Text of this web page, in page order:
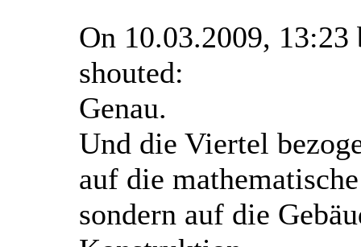
On 10.03.2009,
shouted:
Genau.
Und die Viertel
auf die
sondern auf die